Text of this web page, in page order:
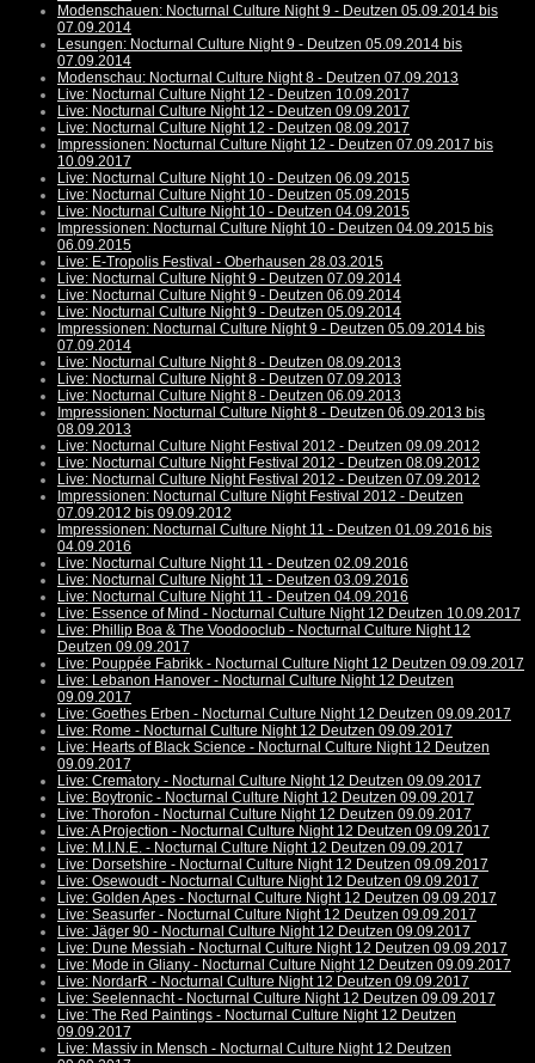
Modenschauen: Nocturnal Culture Night 9 - Deutzen 05.09.2014 bis
07.09.2014
Lesungen: Nocturnal Culture Night 9 - Deutzen 05.09.2014 bis
07.09.2014
Modenschau: Nocturnal Culture Night 8 - Deutzen 07.09.2013
Live: Nocturnal Culture Night 12 - Deutzen 10.09.2017
Live: Nocturnal Culture Night 12 - Deutzen 09.09.2017
Live: Nocturnal Culture Night 12 - Deutzen 08.09.2017
Impressionen: Nocturnal Culture Night 12 - Deutzen 07.09.2017 bis
10.09.2017
Live: Nocturnal Culture Night 10 - Deutzen 06.09.2015
Live: Nocturnal Culture Night 10 - Deutzen 05.09.2015
Live: Nocturnal Culture Night 10 - Deutzen 04.09.2015
Impressionen: Nocturnal Culture Night 10 - Deutzen 04.09.2015 bis
06.09.2015
Live: E-Tropolis Festival - Oberhausen 28.03.2015
Live: Nocturnal Culture Night 9 - Deutzen 07.09.2014
Live: Nocturnal Culture Night 9 - Deutzen 06.09.2014
Live: Nocturnal Culture Night 9 - Deutzen 05.09.2014
Impressionen: Nocturnal Culture Night 9 - Deutzen 05.09.2014 bis
07.09.2014
Live: Nocturnal Culture Night 8 - Deutzen 08.09.2013
Live: Nocturnal Culture Night 8 - Deutzen 07.09.2013
Live: Nocturnal Culture Night 8 - Deutzen 06.09.2013
Impressionen: Nocturnal Culture Night 8 - Deutzen 06.09.2013 bis
08.09.2013
Live: Nocturnal Culture Night Festival 2012 - Deutzen 09.09.2012
Live: Nocturnal Culture Night Festival 2012 - Deutzen 08.09.2012
Live: Nocturnal Culture Night Festival 2012 - Deutzen 07.09.2012
Impressionen: Nocturnal Culture Night Festival 2012 - Deutzen
07.09.2012 bis 09.09.2012
Impressionen: Nocturnal Culture Night 11 - Deutzen 01.09.2016 bis
04.09.2016
Live: Nocturnal Culture Night 11 - Deutzen 02.09.2016
Live: Nocturnal Culture Night 11 - Deutzen 03.09.2016
Live: Nocturnal Culture Night 11 - Deutzen 04.09.2016
Live: Essence of Mind - Nocturnal Culture Night 12 Deutzen 10.09.2017
Live: Phillip Boa & The Voodooclub - Nocturnal Culture Night 12
Deutzen 09.09.2017
Live: Pouppée Fabrikk - Nocturnal Culture Night 12 Deutzen 09.09.2017
Live: Lebanon Hanover - Nocturnal Culture Night 12 Deutzen
09.09.2017
Live: Goethes Erben - Nocturnal Culture Night 12 Deutzen 09.09.2017
Live: Rome - Nocturnal Culture Night 12 Deutzen 09.09.2017
Live: Hearts of Black Science - Nocturnal Culture Night 12 Deutzen
09.09.2017
Live: Crematory - Nocturnal Culture Night 12 Deutzen 09.09.2017
Live: Boytronic - Nocturnal Culture Night 12 Deutzen 09.09.2017
Live: Thorofon - Nocturnal Culture Night 12 Deutzen 09.09.2017
Live: A Projection - Nocturnal Culture Night 12 Deutzen 09.09.2017
Live: M.I.N.E. - Nocturnal Culture Night 12 Deutzen 09.09.2017
Live: Dorsetshire - Nocturnal Culture Night 12 Deutzen 09.09.2017
Live: Osewoudt - Nocturnal Culture Night 12 Deutzen 09.09.2017
Live: Golden Apes - Nocturnal Culture Night 12 Deutzen 09.09.2017
Live: Seasurfer - Nocturnal Culture Night 12 Deutzen 09.09.2017
Live: Jäger 90 - Nocturnal Culture Night 12 Deutzen 09.09.2017
Live: Dune Messiah - Nocturnal Culture Night 12 Deutzen 09.09.2017
Live: Mode in Gliany - Nocturnal Culture Night 12 Deutzen 09.09.2017
Live: NordarR - Nocturnal Culture Night 12 Deutzen 09.09.2017
Live: Seelennacht - Nocturnal Culture Night 12 Deutzen 09.09.2017
Live: The Red Paintings - Nocturnal Culture Night 12 Deutzen
09.09.2017
Live: Massiv in Mensch - Nocturnal Culture Night 12 Deutzen